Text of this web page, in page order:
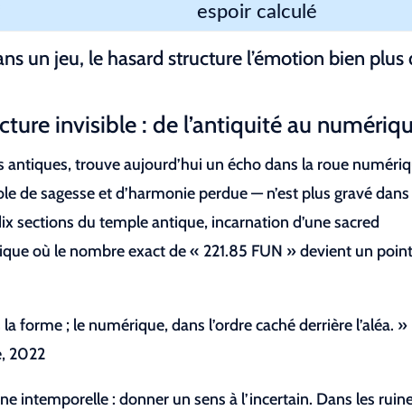
espoir calculé
un jeu, le hasard structure l’émotion bien plus
invisible : de l’antiquité au
antiques, trouve aujourd’hui un écho dans la roue
de sagesse et d’harmonie perdue — n’est plus gravé
sections du temple antique, incarnation d’une sacred
où le nombre exact de « 221.85 FUN » devient un
forme ; le numérique, dans l’ordre caché derrière l’aléa. »
2022
intemporelle : donner un sens à l’incertain. Dans les